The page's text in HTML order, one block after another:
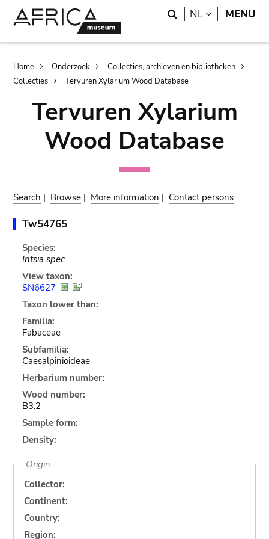
Search
NL LANGUAGE
MENU
Breadcrumb
Home Onderzoek
Collecties, archieven en bibliotheken
Collecties
Tervuren Xylarium Wood Database
Tervuren Xylarium
Wood Database
Search | Browse | More information | Contact persons
Tw54765
Species:
Intsia spec.
View taxon:
SN6627
Taxon lower than:
Familia:
Fabaceae
Subfamilia:
Caesalpinioideae
Herbarium number:
Wood number:
B3.2
Sample form:
Density:
Origin
Collector:
Continent:
Country:
Region: